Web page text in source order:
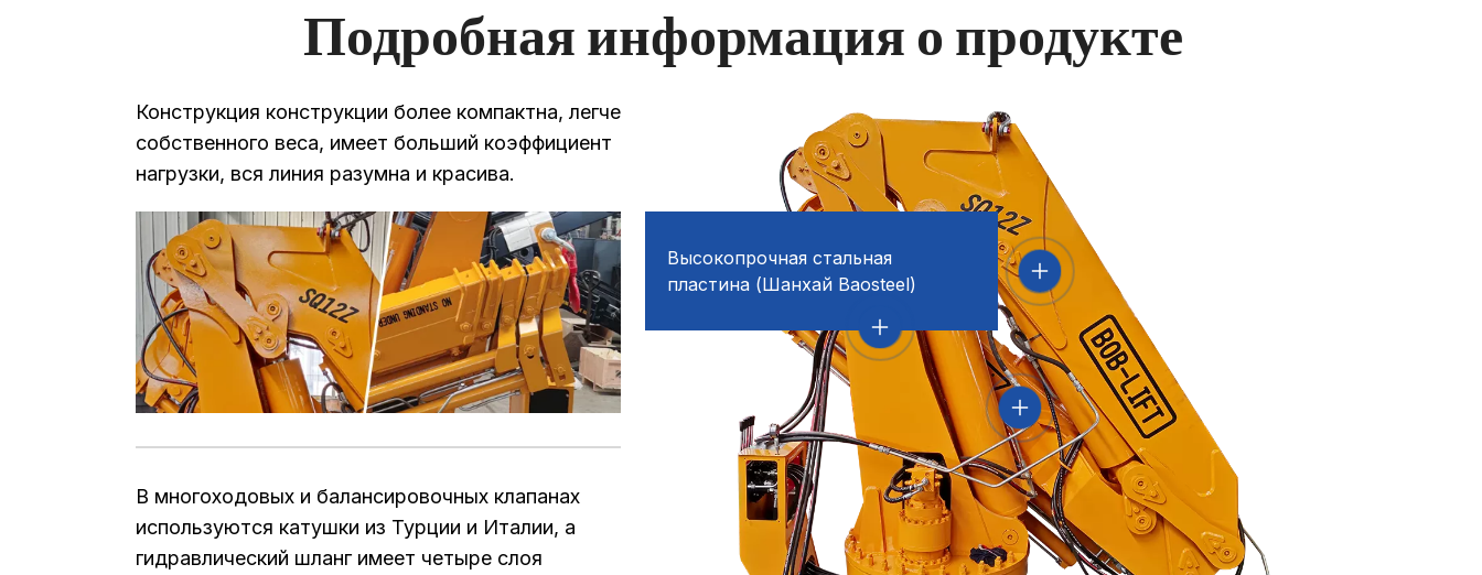
Подробная информация о продукте
Конструкция конструкции более компактна, легче
собственного веса, имеет больший коэффициент
нагрузки, вся линия разумна и красива.
В многоходовых и балансировочных клапанах
используются катушки из Турции и Италии, а
гидравлический шланг имеет четыре слоя
Высокопрочная стальная
пластина (Шанхай Baosteel)